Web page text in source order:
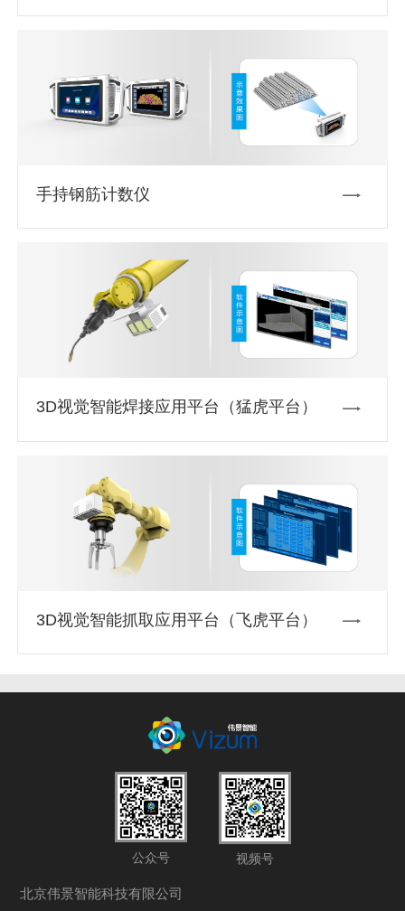
手持钢筋计数仪
3D视觉智能焊接应用平台（猛虎平台）
3D视觉智能抓取应用平台（飞虎平台）
公众号 视频号
北京伟景智能科技有限公司